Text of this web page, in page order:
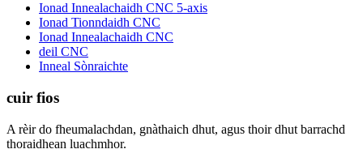
Ionad Innealachaidh CNC 5-axis
Ionad Tionndaidh CNC
Ionad Innealachaidh CNC
deil CNC
Inneal Sònraichte
cuir fios
A rèir do fheumalachdan, gnàthaich dhut, agus thoir dhut barrachd
thoraidhean luachmhor.